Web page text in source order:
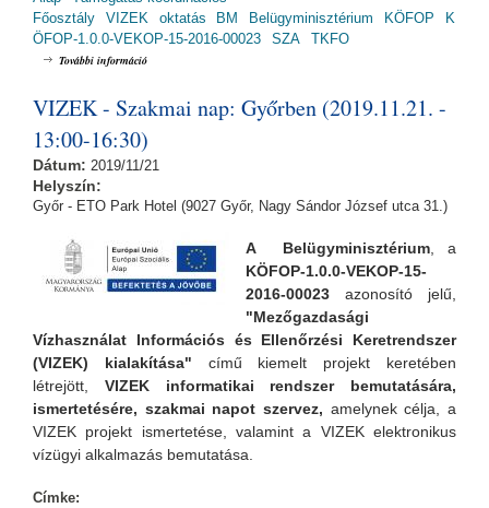
Főosztály
VIZEK oktatás BM Belügyminisztérium KÖFOP
K
ÖFOP-1.0.0-VEKOP-15-2016-00023
SZA TKFO
További információ
VIZEK - Szakmai nap: Győrben (2019.11.21. -
13:00-16:30)
Dátum: 2019/11/21
Helyszín:
Győr - ETO Park Hotel (9027 Győr, Nagy Sándor József utca 31.)
A Belügyminisztérium , a
KÖFOP-1.0.0-VEKOP-15-
2016-00023 azonosító jelű,
"Mezőgazdasági
Vízhasználat Információs és Ellenőrzési Keretrendszer
(VIZEK) kialakítása" című kiemelt projekt keretében
létrejött, VIZEK informatikai rendszer bemutatására,
ismertetésére, szakmai napot szervez, amelynek célja, a
VIZEK projekt ismertetése, valamint a VIZEK elektronikus
vízügyi alkalmazás bemutatása.
Címke: